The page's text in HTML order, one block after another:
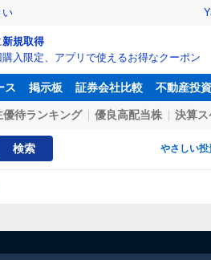
い
新規取得
購入限定、アプリで使えるお得なクーポン
ス 掲示板 証券会社比較 不動産投資
優待ランキング 優良高配当株 決算
検索 やさしい投